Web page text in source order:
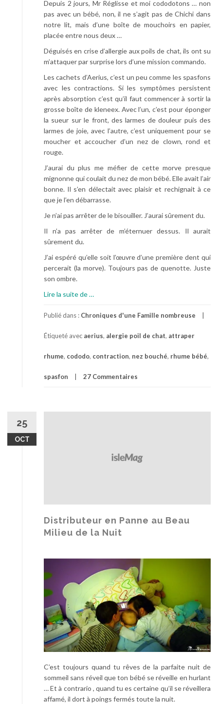
o
Depuis 2 jours, Mr Réglisse et moi cododotons … non
pas avec un bébé, non, il ne s’agit pas de Chichi dans
notre lit, mais d’une boîte de mouchoirs en papier,
placée entre nous deux …
Déguisés en crise d’allergie aux poils de chat, ils ont su
m’attaquer par surprise lors d’une mission commando.
Les cachets d’Aerius, c’est un peu comme les spasfons
avec les contractions. Si les symptômes persistent
après absorption c’est qu’il faut commencer à sortir la
grosse boîte de kleneex. Avec l’un, c’est pour éponger
la sueur sur le front, des larmes de douleur puis des
larmes de joie, avec l’autre, c’est uniquement pour se
moucher et accoucher d’un nez de clown, rond et
rouge.
J’aurai du plus me méfier de cette morve presque
mignonne qui coulait du nez de mon bébé. Elle avait l’air
bonne. Il s’en délectait avec plaisir et rechignait à ce
que je l’en débarrasse.
Je n’ai pas arrêter de le bisouiller. J’aurai sûrement du.
Il n’a pas arrêter de m’éternuer dessus. Il aurait
sûrement du.
J’ai espéré qu’elle soit l’œuvre d’une première dent qui
percerait (la morve). Toujours pas de quenotte. Juste
son ombre.
Lire la suite de
r
p
s
’
r
i
e
…
Publié dans : Chroniques d'une Famille nombreuse
Étiqueté avec aerius, alergie poil de chat, attraper
rhume, cododo, contraction, nez bouché, rhume bébé,
spasfon 27 Commentaires
25
OCT
Distributeur en Panne au Beau
Milieu de la Nuit
C’est toujours quand tu rêves de la parfaite nuit de
sommeil sans réveil que ton bébé se réveille en hurlant
… Et à contrario , quand tu es certaine qu’il se réveillera
affamé, il dort à poings fermés toute la nuit.